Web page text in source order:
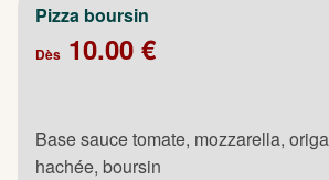
Pizza boursin
Dès 10.00 €
Base sauce tomate, mozzarella,
hachée, boursin